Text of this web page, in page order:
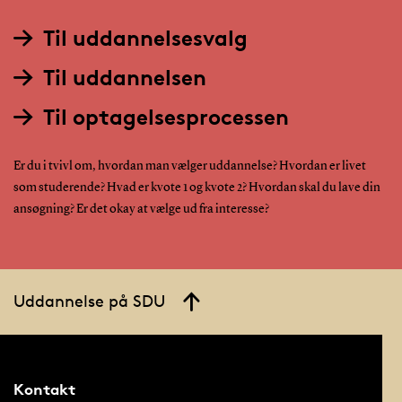
Til uddannelsesvalg
Til uddannelsen
Til optagelsesprocessen
Er du i tvivl om, hvordan man vælger uddannelse? Hvordan er livet
som studerende? Hvad er kvote 1 og kvote 2? Hvordan skal du lave din
ansøgning? Er det okay at vælge ud fra interesse?
Uddannelse på SDU
Kontakt